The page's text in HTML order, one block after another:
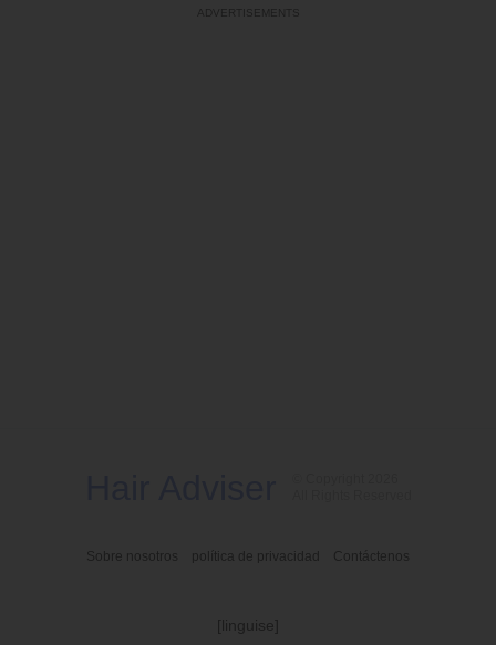
Sobre nosotros política de privacidad Contáctenos
[linguise]